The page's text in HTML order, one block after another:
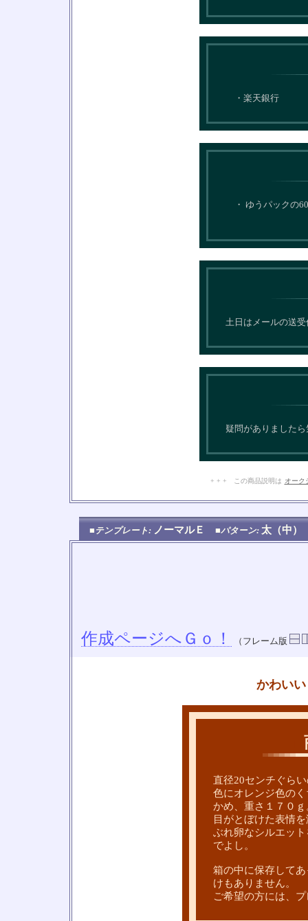
・楽天銀行
・ ゆうパックの
土日はメールの送
疑問がありました
+ + + この商品説明は オーク
■テンプレート: ノーマルＥ ■パターン: 太（中
作成ページへＧｏ！ （フレーム版
かわい
直径20センチぐら
色にオレンジ色の
かめ、重さ１７０
目がとぼけた表情
ぶれ卵なシルエッ
でよし。
箱の中に保存して
けもありません。
ご希望の方には、